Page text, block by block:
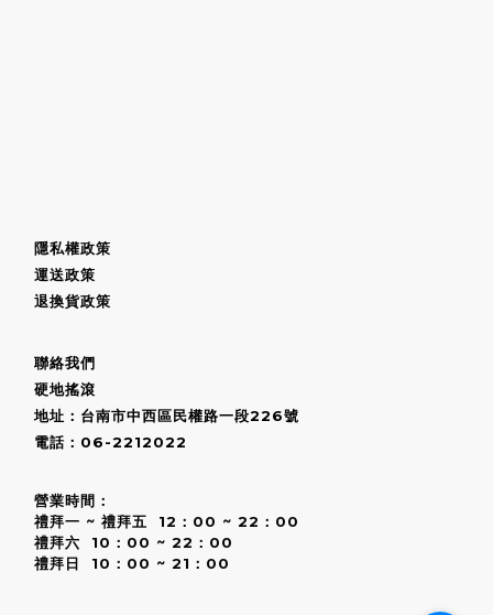
隱私權政策
運送政策
退換貨政策
聯絡我們
硬地搖滾
地址：台南市中西區民權路一段226號
電話：06-2212022
營業時間：
禮拜一 ~ 禮拜五 12：00 ~ 22：00
禮拜六 10：00 ~ 22：00
禮拜日 10：00 ~ 21：00